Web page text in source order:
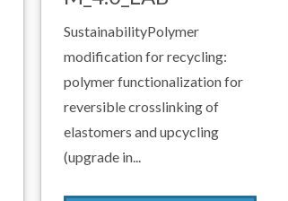
SustainabilityPolymer
modification for recycling:
polymer functionalization for
reversible crosslinking of
elastomers and upcycling
(upgrade in...